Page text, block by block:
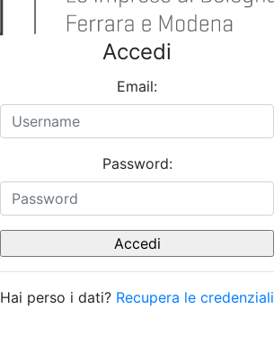
Accedi
Email:
Password:
Hai perso i dati? Recupera le credenziali